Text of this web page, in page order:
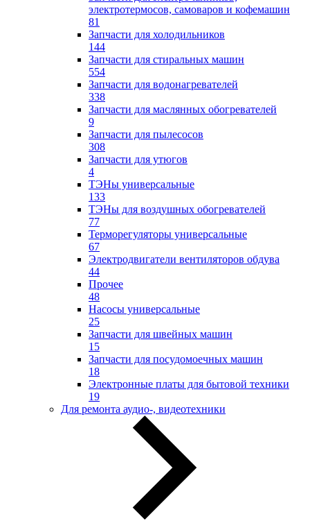
электротермосов, самоваров и кофемашин
81
Запчасти для холодильников
144
Запчасти для стиральных машин
554
Запчасти для водонагревателей
338
Запчасти для маслянных обогревателей
9
Запчасти для пылесосов
308
Запчасти для утюгов
4
ТЭНы универсальные
133
ТЭНы для воздушных обогревателей
77
Терморегуляторы универсальные
67
Электродвигатели вентиляторов обдува
44
Прочее
48
Насосы универсальные
25
Запчасти для швейных машин
15
Запчасти для посудомоечных машин
18
Электронные платы для бытовой техники
19
Для ремонта аудио-, видеотехники